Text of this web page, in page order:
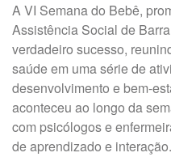
A VI Semana do Bebê,
Assistência Social de
verdadeiro sucesso,
saúde em uma série de
desenvolvimento e bem-
aconteceu ao longo da
com psicólogos e
de aprendizado e interação.